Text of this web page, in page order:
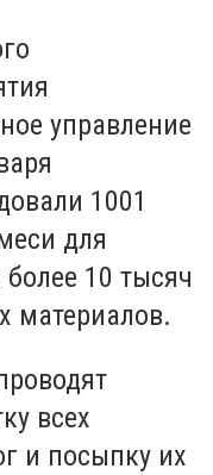
управление
1001
для
10 тысяч
материалов.
всех
и посыпку их